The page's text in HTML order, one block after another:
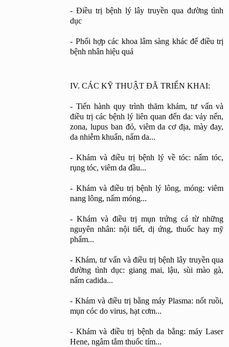
- Điều trị bệnh lý lây truyền qua đường tình
dục
- Phối hợp các khoa lâm sàng khác để điều trị
bệnh nhân hiệu quả
IV. CÁC KỸ THUẬT ĐÃ TRIỂN KHAI:
- Tiến hành quy trình thăm khám, tư vấn và
điều trị các bệnh lý liên quan đến da: vảy nến,
zona, lupus ban đỏ, viêm da cơ địa, mày đay,
da nhiễm khuẩn, nấm da...
- Khám và điều trị bệnh lý về tóc: nấm tóc,
rụng tóc, viêm da đầu...
- Khám và điều trị bệnh lý lông, móng: viêm
nang lông, nấm móng...
- Khám và điều trị mụn trứng cá từ những
nguyên nhân: nội tiết, dị ứng, thuốc hay mỹ
phẩm...
- Khám, tư vấn và điều trị bệnh lây truyền qua
đường tình dục: giang mai, lậu, sùi mào gà,
nấm cadida...
- Khám và điều trị bằng máy Plasma: nốt ruồi,
mụn cóc do virus, hạt cơm...
- Khám và điều trị bệnh da bằng: máy Laser
Hene, ngâm tắm thuốc tím...